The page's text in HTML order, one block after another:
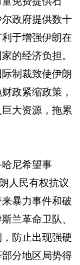
政府提供数十
于增强伊朗在
的经济负担。
制裁致使伊朗
政紧缩政策，
大资源，拖累
尼希望事
人民有权抗议
暴力事件和破
兰革命卫队、
防止出现强硬
分地区局势得